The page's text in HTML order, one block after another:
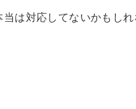
は対応してないかもし